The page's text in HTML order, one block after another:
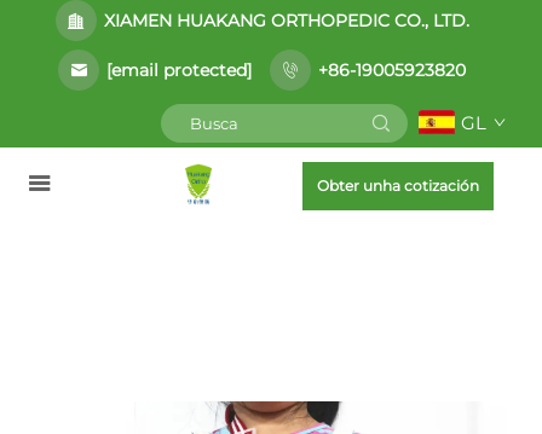
XIAMEN HUAKANG ORTHOPEDIC CO., LTD.
[email protected] +86-19005923820
GL
Obter unha cotización